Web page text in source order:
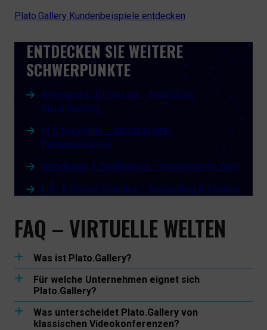
Plato.Gallery Kundenbeispiele entdecken
ENTDECKEN SIE WEITERE
SCHWERPUNKTE
Animation & 3D-Design – technische
Visualisierung
KI & Marketing – datenbasierte
Personalisierung
Webdesign & Sichtbarkeit – Integration im Web
Film & Motion Graphics – Storytelling & Emotion
FAQ – VIRTUELLE WELTEN
Was ist Plato.Gallery?
Plato.Gallery ist der digitale Entscheidungsraum der
Werbeagentur dmp und von artmis.io. Die Plattform
unterstützt Industrieunternehmen dabei, komplexe
Produkte, Technologien und Lösungen interaktiv zu
präsentieren und strukturierte Expertengespräche mit
Für welche Unternehmen eignet sich
Plato.Gallery?
Plato.Gallery wurde speziell für erklärungsintensive B2B-
Unternehmen entwickelt – insbesondere für
Was unterscheidet Plato.Gallery von
klassischen Videokonferenzen?